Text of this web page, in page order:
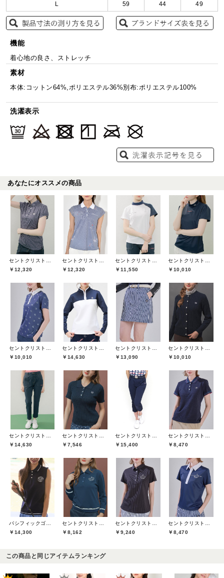
L 59 44 49
機能
着心地の良さ、ストレッチ
素材
本体:コットン64%,ポリエステル36%別布:ポリエステル100%
洗濯表示
あなたにオススメの商品
￥12,320
￥12,320
￥11,550
￥10,010
￥10,010
￥14,630
￥13,090
￥10,010
￥14,630
￥7,546
￥15,400
￥8,470
￥14,300
￥8,162
￥9,240
￥8,470
この商品と同じアイテムランキング